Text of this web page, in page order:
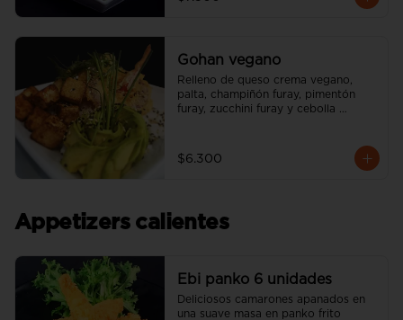
Gohan vegano
Relleno de queso crema vegano,
palta, champiñón furay, pimentón
furay, zucchini furay y cebolla
$6.300
Appetizers calientes
Ebi panko 6 unidades
Deliciosos camarones apanados en
una suave masa en panko frito